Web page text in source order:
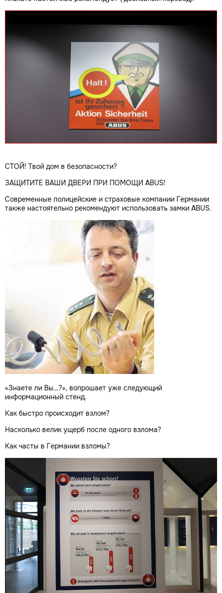
СТОЙ! Твой дом в безопасности?
ЗАЩИТИТЕ ВАШИ ДВЕРИ ПРИ ПОМОЩИ ABUS!
Современные полицейские и страховые компании Германии
также настоятельно рекомендуют использовать замки ABUS.
«Знаете ли Вы…?», вопрошает уже следующий
информационный стенд.
Как быстро происходит взлом?
Насколько велик ущерб после одного взлома?
Как часты в Германии взломы?